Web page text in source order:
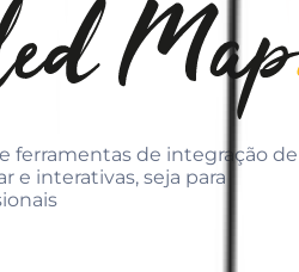
ferramentas de integração de
e interativas, seja para